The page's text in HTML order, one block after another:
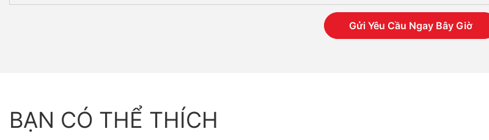
Gửi Yêu Cầu Ngay Bây Giờ
BẠN CÓ THỂ THÍCH